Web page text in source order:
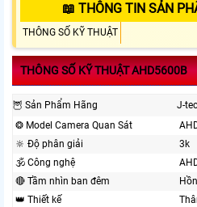
📖 THÔNG TIN SẢN
THÔNG SỐ KỸ THUẬT
THÔNG SỐ KỸ THUẬT AHD5600B
🦉 Sản Phẩm Hãng
J-
❂ Model Camera Quan Sát
🔆 Độ phân giải
3k
🕉️ Công nghệ
🔴 Tầm nhìn ban đêm
👑 Thiết kế